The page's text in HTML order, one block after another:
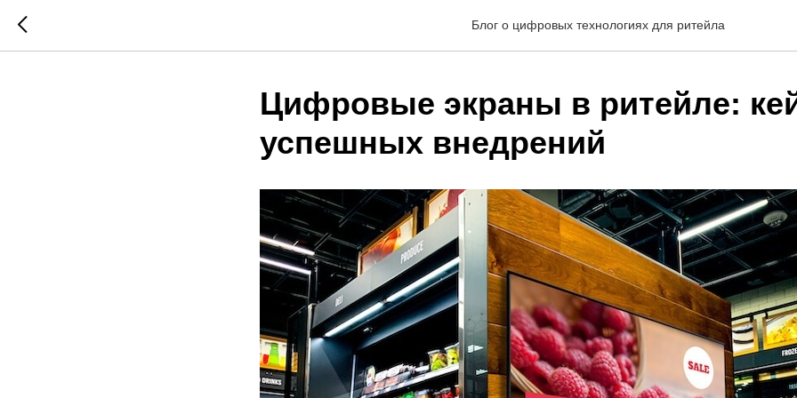
Блог о цифровых технологиях для ритейла
Цифровые экраны в ритейле:
успешных внедрений